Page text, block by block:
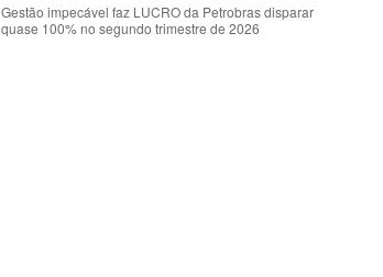
Gestão impecável faz LUCRO da Petrobras disparar
quase 100% no segundo trimestre de 2026